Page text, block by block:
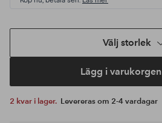
Välj storlek
Lägg i varukorgen
2 kvar i lager. Levereras om 2-4 vardagar